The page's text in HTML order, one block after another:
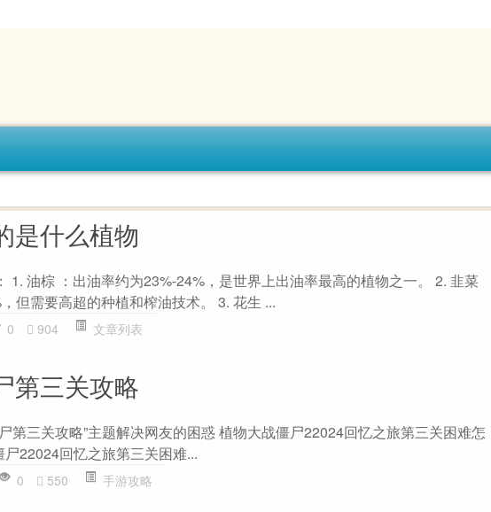
是什么植物
1. 油棕 ：出油率约为23%-24%，是世界上出油率最高的植物之一。 2. 韭菜
但需要高超的种植和榨油技术。 3. 花生 ...
0 904 文章列表
第三关攻略
第三关攻略”主题解决网友的困惑 植物大战僵尸22024回忆之旅第三关困难怎
22024回忆之旅第三关困难...
0 550 手游攻略